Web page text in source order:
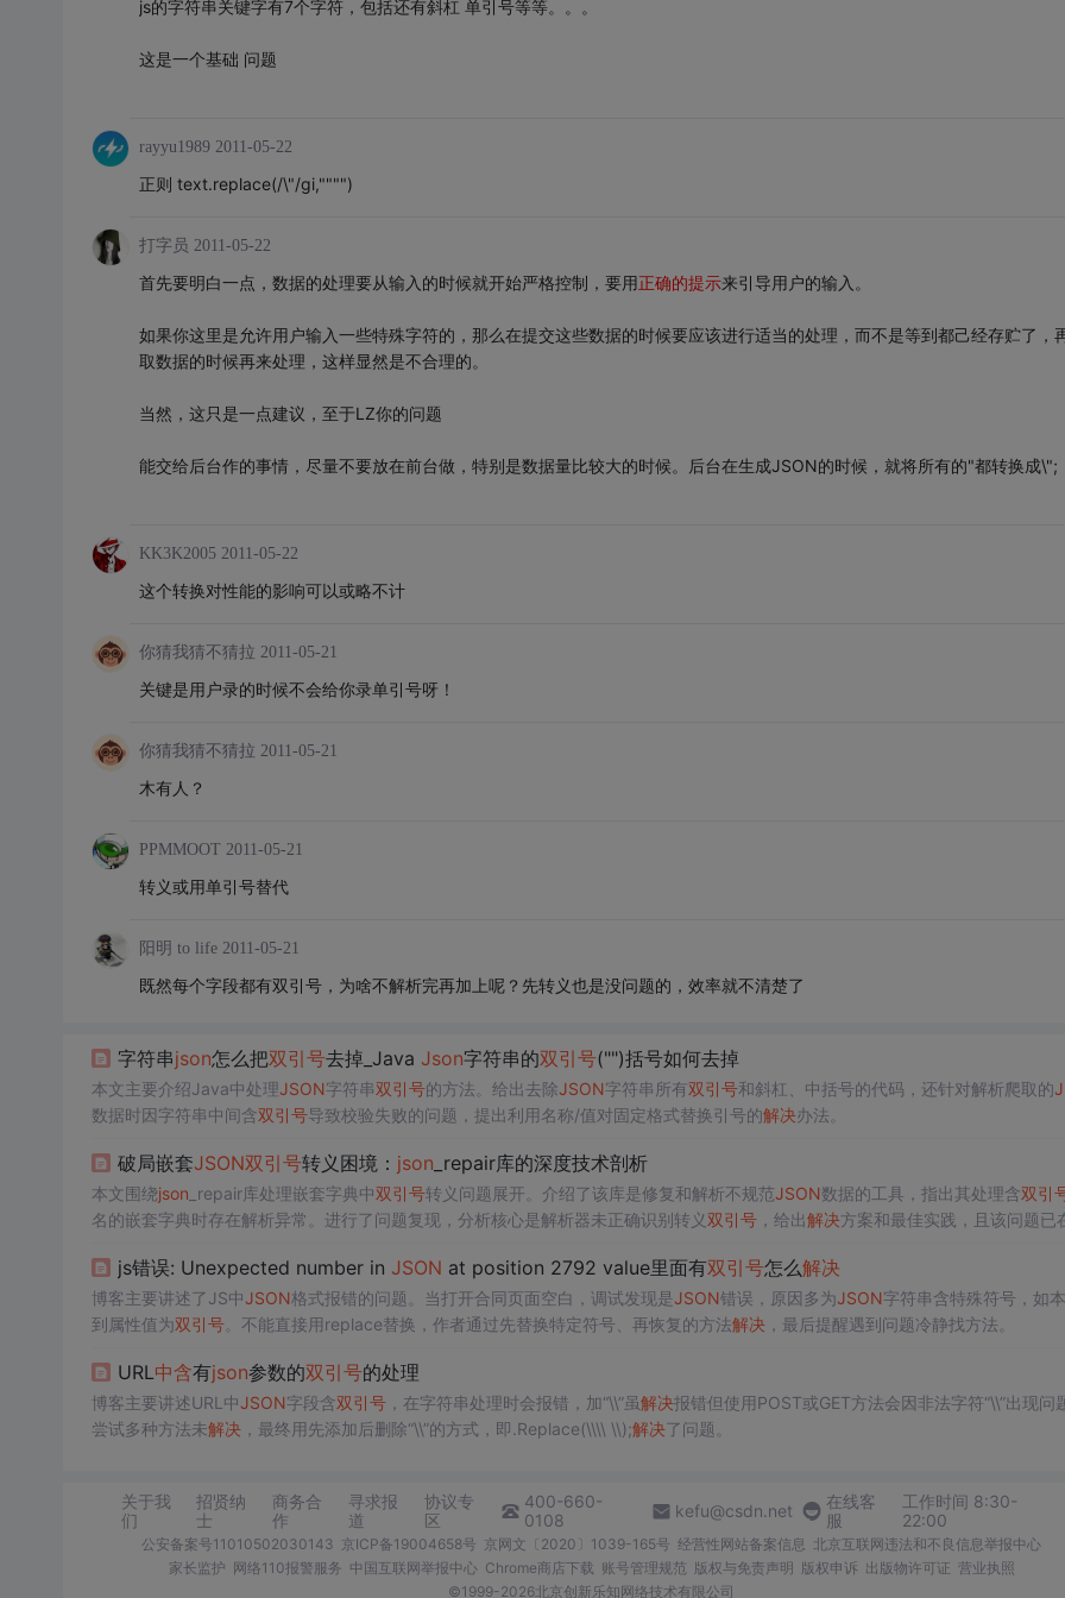
js的字符串关键字有7个字符，包括还有斜杠 单引号等等。。。
这是一个基础 问题
rayyu1989 2011-05-22
正则 text.replace(/\"/gi,"""")
打字员 2011-05-22
首先要明白一点，数据的处理要从输入的时候就开始严格控制，要用正确的提示来引导用户的输入。
如果你这里是允许用户输入一些特殊字符的，那么在提交这些数据的时候要应该进行适当的处理，而不是等到都己经存贮了，
取数据的时候再来处理，这样显然是不合理的。
当然，这只是一点建议，至于LZ你的问题
能交给后台作的事情，尽量不要放在前台做，特别是数据量比较大的时候。后台在生成JSON的时候，就将所有的"都转换成\";
KK3K2005 2011-05-22
这个转换对性能的影响可以或略不计
你猜我猜不猜拉 2011-05-21
关键是用户录的时候不会给你录单引号呀！
你猜我猜不猜拉 2011-05-21
木有人？
PPMMOOT 2011-05-21
转义或用单引号替代
阳明 to life 2011-05-21
既然每个字段都有双引号，为啥不解析完再加上呢？先转义也是没问题的，效率就不清楚了
字符串json怎么把双引号去掉_Java Json字符串的双引号("")括号如何去掉
本文主要介绍Java中处理JSON字符串双引号的方法。给出去除JSON字符串所有双引号和斜杠、中括号的代码，还针对解析爬取的
数据时因字符串中间含双引号导致校验失败的问题，提出利用名称/值对固定格式替换引号的解决办法。
破局嵌套JSON双引号转义困境： json _repair库的深度技术剖析
本文围绕json _repair库处理嵌套字典中双引号转义问题展开。介绍了该库是修复和解析不规范JSON数据的工具，指出其处理含双引
名的嵌套字典时存在解析异常。进行了问题复现，分析核心是解析器未正确识别转义 双引号，给出解决方案和最佳实践，且该问题已
js错误: Unexpected number in JSON at position 2792 value里面有双引号怎么解决
博客主要讲述了JS中JSON格式报错的问题。当打开合同页面空白，调试发现是JSON错误，原因多为JSON字符串含特殊符号，如
到属性值为双引号。不能直接用replace替换，作者通过先替换特定符号、再恢复的方法解决，最后提醒遇到问题冷静找方法。
URL中含有json参数的双引号的处理
博客主要讲述URL中JSON字段含双引号，在字符串处理时会报错，加“\\”虽解决报错但使用POST或GET方法会因非法字符“\\”出现问
尝试多种方法未解决，最终用先添加后删除“\\”的方式，即.Replace(\\\\ \\);解决了问题。
关于我
们
招贤纳
士
商务合
作
寻求报
道
协议专
区
400-660-
0108
kefu@csdn.net
在线客
服
工作时间 8:30-
22:00
公安备案号11010502030143 京ICP备19004658号 京网文〔2020〕1039-165号 经营性网站备案信息 北京互联网违法和不良信息举报中心
家长监护 网络110报警服务 中国互联网举报中心 Chrome商店下载 账号管理规范 版权与免责声明 版权申诉 出版物许可证 营业执照
©1999-2026北京创新乐知网络技术有限公司